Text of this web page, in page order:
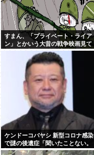
すまん、「プライベート・ライア
ン」とかいう大昔の戦争映画見て
みたら最初の30分で地獄なんだ
が…これずっと続く感じ？
ケンドーコバヤシ 新型コロナ感染
で謎の後遺症「聞いたことない。
調べても出てこない」